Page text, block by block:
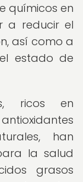
químicos en
a reducir el
así como a
estado de
ricos en
han
la salud
grasos